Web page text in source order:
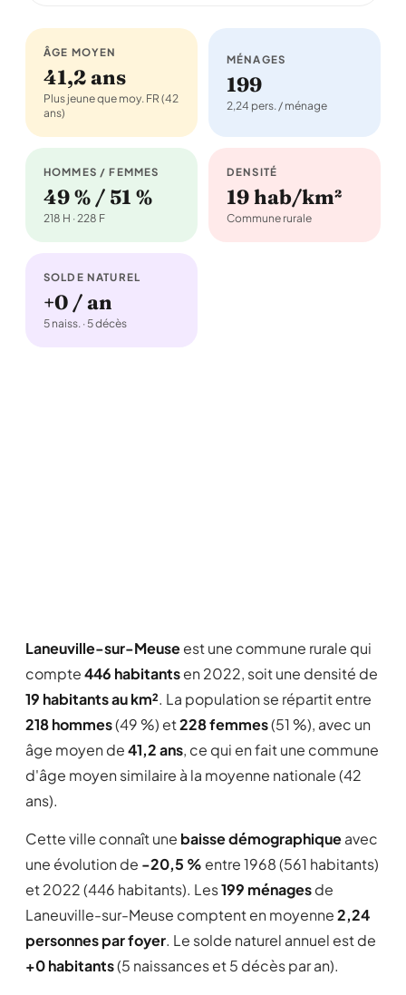
ÂGE MOYEN
41,2 ans
Plus jeune que moy. FR (42
ans)
MÉNAGES
199
2,24 pers. / ménage
HOMMES / FEMMES
49 % / 51 %
218 H · 228 F
DENSITÉ
19 hab/km²
Commune rurale
SOLDE NATUREL
+0 / an
5 naiss. · 5 décès
Laneuville-sur-Meuseest une commune rurale qui
compte446 habitantsen 2022, soit une densité de
19 habitants au km². La population se répartit entre
218 hommes(49 %) et228 femmes(51 %), avec un
âge moyen de41,2 ans, ce qui en fait une commune
d'âge moyen similaire à la moyenne nationale (42
ans).
Cette ville connaît une baisse démographiqueavec
une évolution de -20,5 % entre 1968 (561 habitants)
et 2022 (446 habitants). Les199 ménagesde
Laneuville-sur-Meuse comptent en moyenne2,24
personnes par foyer. Le solde naturel annuel est de
+0 habitants(5 naissances et 5 décès par an).